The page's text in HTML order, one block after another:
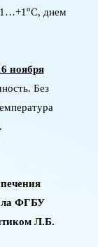
оС, днем
ноября
Без
ФГБУ
Л.Б.